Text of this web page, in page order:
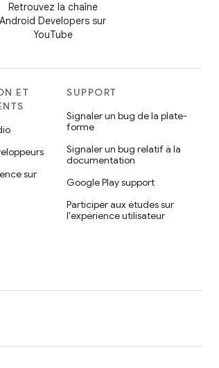
Retrouvez la chaîne
Android Developers sur
YouTube
ET
sur
SUPPORT
Signaler un bug de la plate-
forme
Signaler un bug relatif à la
documentation
Google Play support
Participer aux études sur
l'expérience utilisateur